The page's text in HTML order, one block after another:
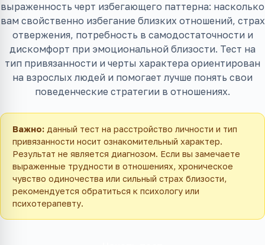
выраженность черт избегающего паттерна: насколько
вам свойственно избегание близких отношений, страх
отвержения, потребность в самодостаточности и
дискомфорт при эмоциональной близости. Тест на
тип привязанности и черты характера ориентирован
на взрослых людей и помогает лучше понять свои
поведенческие стратегии в отношениях.
Важно: данный тест на расстройство личности и тип
привязанности носит ознакомительный характер.
Результат не является диагнозом. Если вы замечаете
выраженные трудности в отношениях, хроническое
чувство одиночества или сильный страх близости,
рекомендуется обратиться к психологу или
психотерапевту.